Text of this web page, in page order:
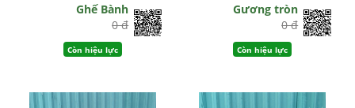
Ghế Bành
0 đ
Còn hiệu lực
Gương tròn
0 đ
Còn hiệu lực